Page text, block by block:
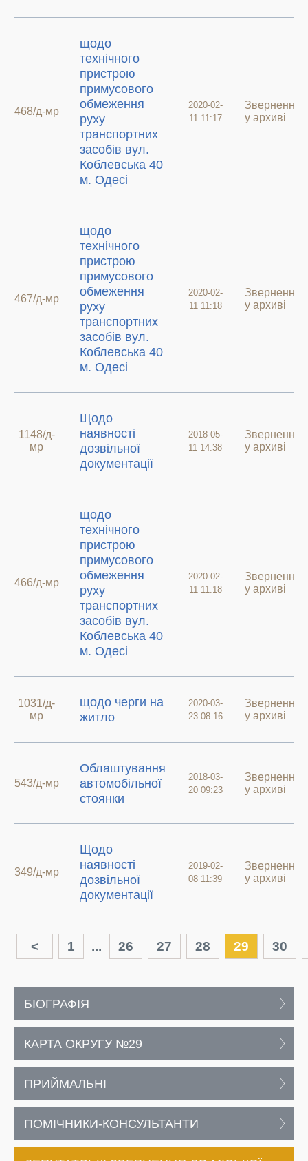
468/д-мр
щодо
технічного
пристрою
примусового
обмеження
руху
транспортних
засобів вул.
Коблевська 40
м. Одесі
2020-02-
11 11:17
Звернення
у архиві
467/д-мр
щодо
технічного
пристрою
примусового
обмеження
руху
транспортних
засобів вул.
Коблевська 40
м. Одесі
2020-02-
11 11:18
Звернення
у архиві
1148/д-
мр
Щодо
наявності
дозвільної
документації
2018-05-
11 14:38
Звернення
у архиві
466/д-мр
щодо
технічного
пристрою
примусового
обмеження
руху
транспортних
засобів вул.
Коблевська 40
м. Одесі
2020-02-
11 11:18
Звернення
у архиві
1031/д-
мр
щодо черги на
житло
2020-03-
23 08:16
Звернення
у архиві
543/д-мр
Облаштування
автомобільної
стоянки
2018-03-
20 09:23
Звернення
у архиві
349/д-мр
Щодо
наявності
дозвільної
документації
2019-02-
08 11:39
Звернення
у архиві
< 1 ... 26 27 28 29 30
БІОГРАФІЯ
КАРТА ОКРУГУ №29
ПРИЙМАЛЬНІ
ПОМІЧНИКИ-КОНСУЛЬТАНТИ